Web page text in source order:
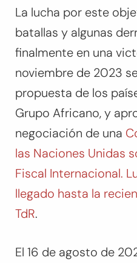
La lucha por este
batallas y algunas
finalmente en una
noviembre de 2023
propuesta de los
Grupo Africano, y
negociación de una
las Naciones Unidas
Fiscal Internacional.
llegado hasta la
TdR.
El 16 de agosto de